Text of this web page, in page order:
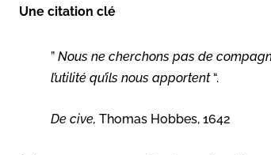
Une citation clé
” Nous ne cherchons pas de
l’utilité qu’ils nous apportent “.
De cive, Thomas Hobbes, 1642